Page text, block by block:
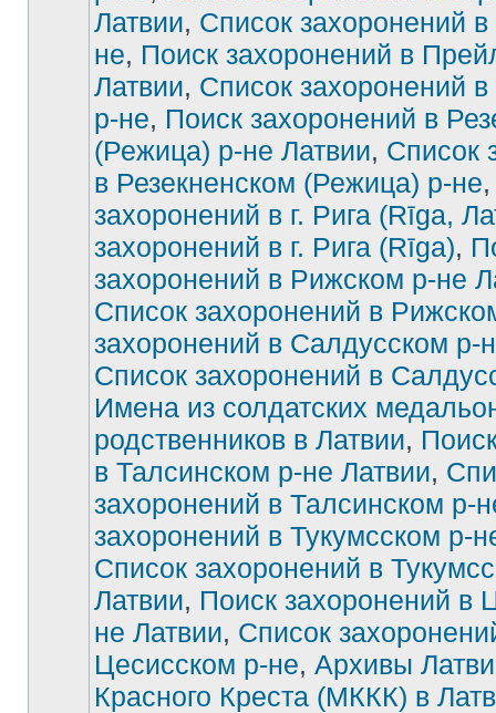
Латвии, Список захоронений
не, Поиск захоронений в
Латвии, Список захоронений
р-не, Поиск захоронений в
(Режица) р-не Латвии, Список
в Резекненском (Режица) р-не
захоронений в г. Рига (Rīga,
захоронений в г. Рига (Rīga),
захоронений в Рижском р-не
Список захоронений в
захоронений в Салдусском р-
Список захоронений в
Имена из солдатских
родственников в Латвии,
в Талсинском р-не Латвии,
захоронений в Талсинском р-
захоронений в Тукумсском р-
Список захоронений в
Латвии, Поиск захоронений в
не Латвии, Список
Цесисском р-не, Архивы
Красного Креста (МККК) в